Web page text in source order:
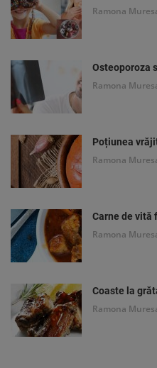
Ramona
Osteoporoza
Ramona
Poțiunea
Ramona
Carne de vită
Ramona
Coaste la
Ramona